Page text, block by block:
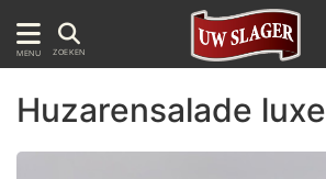
MENU ZOEKEN
Huzarensalade luxe